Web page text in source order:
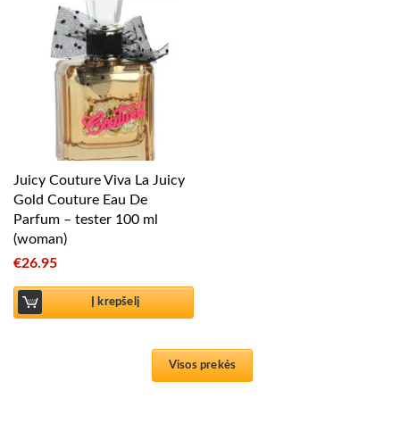
Juicy Couture Viva La Juicy
Gold Couture Eau De
Parfum – tester 100 ml
(woman)
€26.95
Į krepšelį
Visos prekės